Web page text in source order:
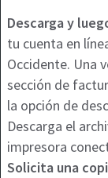
Descarga y
tu cuenta en
Occidente. Una
sección de
la opción de
Descarga el
impresora
Solicita una